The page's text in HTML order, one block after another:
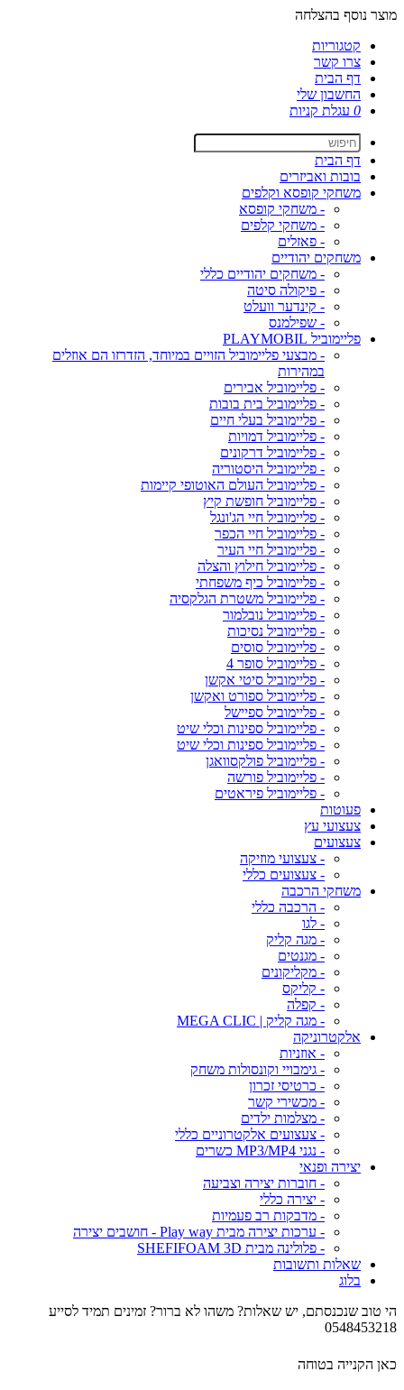
מוצר נוסף בהצלחה
קטגוריות
צרו קשר
דף הבית
החשבון שלי
0 עגלת קניות
דף הבית
בובות ואביזרים
משחקי קופסא וקלפים
- משחקי קופסא
- משחקי קלפים
- פאזלים
משחקים יהודיים
- משחקים יהודיים כללי
- פיקולה סיטה
- קינדער וועלט
- שפילמנס
פליימוביל PLAYMOBIL
- מבצעי פליימוביל הזויים במיוחד, הזדרזו הם אוזלים
במהירות
- פליימוביל אבירים
- פליימוביל בית בובות
- פליימוביל בעלי חיים
- פליימוביל דמויות
- פליימוביל דרקונים
- פליימוביל היסטוריה
- פליימוביל העולם האוטופי קיימות
- פליימוביל חופשת קיץ
- פליימוביל חיי הג'ונגל
- פליימוביל חיי הכפר
- פליימוביל חיי העיר
- פליימוביל חילוץ והצלה
- פליימוביל כיף משפחתי
- פליימוביל משטרת הגלקסיה
- פליימוביל נובלמור
- פליימוביל נסיכות
- פליימוביל סוסים
- פליימוביל סופר 4
- פליימוביל סיטי אקשן
- פליימוביל ספורט ואקשן
- פליימוביל ספיישל
- פליימוביל ספינות וכלי שיט
- פליימוביל ספינות וכלי שיט
- פליימוביל פולקסוואגן
- פליימוביל פורשה
- פליימוביל פיראטים
פעוטות
צעצועי עץ
צעצועים
- צעצועי מוזיקה
- צעצועים כללי
משחקי הרכבה
- הרכבה כללי
- לגו
- מגה קליק
- מגנטים
- מקליקונים
- קליקס
- קפלה
- מגה קליק | MEGA CLIC
אלקטרוניקה
- אוזניות
- גימבויי וקונסולות משחק
- כרטיסי זכרון
- מכשירי קשר
- מצלמות ילדים
- צעצועים אלקטרוניים כללי
- נגני MP3/MP4 כשרים
יצירה ופנאי
- חוברות יצירה וצביעה
- יצירה כללי
- מדבקות רב פעמיות
- ערכות יצירה מבית Play way - חושבים יצירה
- פלולינה מבית SHEFIFOAM 3D
שאלות ותשובות
בלוג
הי טוב שנכנסתם, יש שאלות? משהו לא ברור? זמינים תמיד לסייע
0548453218
כאן הקנייה בטוחה